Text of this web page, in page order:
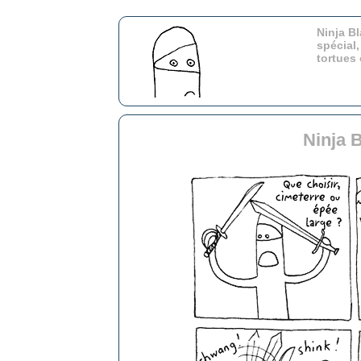
Ninja
tortues
Ninja